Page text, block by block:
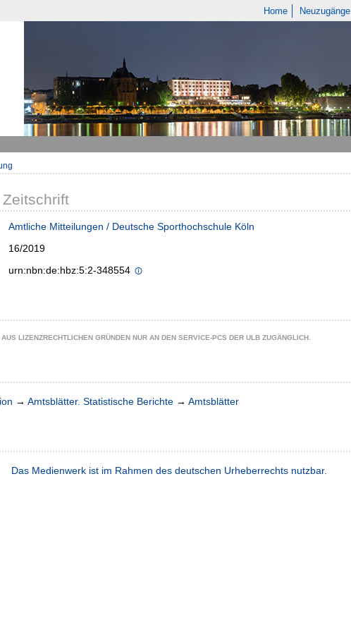
Home Neuzugänge
Amtliche Mitteilungen / Deutsche Sporthochschule Köln
16/2019
urn:nbn:de:hbz:5:2-348554
LIZENZRECHTLICHEN GRÜNDEN NUR AN DEN SERVICE-PCS DER ULB ZUGÄNGLICH.
→ Amtsblätter. Statistische Berichte → Amtsblätter
Das Medienwerk ist im Rahmen des deutschen Urheberrechts nutzbar.